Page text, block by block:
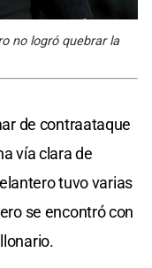
no logró quebrar la
de contraataque
vía clara de
tuvo varias
se encontró con